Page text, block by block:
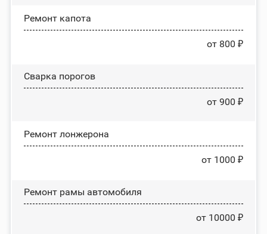
Ремонт капота
от 800 ₽
Сварка порогов
от 900 ₽
Ремонт лонжерона
от 1000 ₽
Ремонт рамы автомобиля
от 10000 ₽